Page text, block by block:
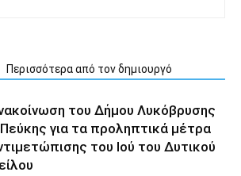
Περισσότερα από τον δημιουργό
του Δήμου Λυκόβρυσης
για τα προληπτικά μέτρα
του Ιού του Δυτικού